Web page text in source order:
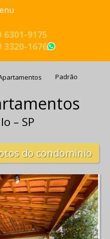
6301-9175
3320-1676
Padrão
– SP
do condominio